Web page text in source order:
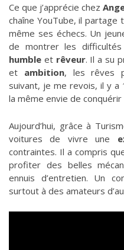
Ce que j’apprécie chez
chaîne YouTube, il
même ses échecs. Un
de montrer les
humble et rêveur. Il a su
et ambition, les rêves
suivant, je me revois, il y a
la même envie de conquérir
Aujourd’hui, grâce à
voitures de vivre une
contraintes. Il a compris
profiter des belles
ennuis d’entretien. Un
surtout à des amateurs